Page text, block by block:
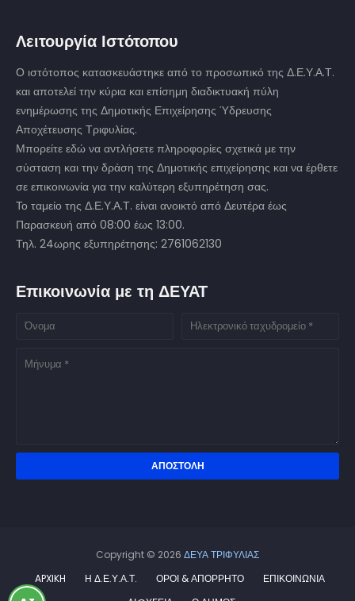
Λειτουργία Ιστότοπου
Ο ιστότοπος κατασκευάστηκε από το προσωπικό της Δ.Ε.Υ.Α.Τ.
και αποτελεί την κύρια και επίσημη διαδικτυακή πύλη
ενημέρωσης της Δημοτικής Επιχείρησης Ύδρευσης
Αποχέτευσης Τριφυλίας.
Μπορείτε εδώ να αντλήσετε πληροφορίες σχετικά με την
σύσταση και την δράση της Δημοτικής επιχείρησης και να έρθετε
σε επικοινωνία για την καλύτερη εξυπηρέτηση σας.
Το ταμείο της Δ.Ε.Υ.Α.Τ. είναι ανοικτό από Δευτέρα έως
Παρασκευή από 08:00 έως 13:00.
Τηλ. 24ωρης εξυπηρέτησης: 2761062130
Επικοινωνία με τη ΔΕΥΑΤ
Copyright © 2026 ΔΕΥΑ ΤΡΙΦΥΛΙΑΣ
APXIKH
Η Δ.Ε.Υ.Α.Τ. ΟΡΟΙ & ΑΠΟΡΡΗΤΟ
ΕΠΙΚΟΙΝΩΝΙΑ